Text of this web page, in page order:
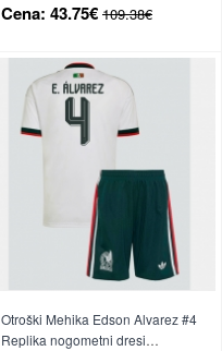
Dolgi Rokav (+ hlače)
Cena: 43.75€ 109.38€
Otroški Mehika Edson Alvarez #4
Replika nogometni dresi